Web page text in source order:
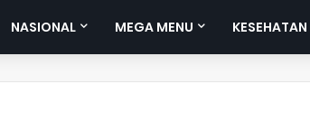
NASIONAL MEGA MENU KESEHATAN